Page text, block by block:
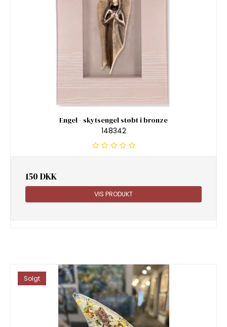
Engel - skytsengel støbt i bronze
148342
150 DKK
VIS PRODUKT
Solgt